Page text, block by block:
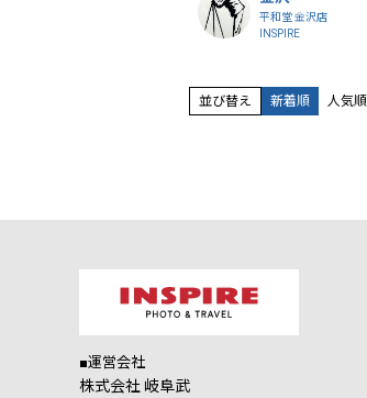
平和堂 金沢店
INSPIRE
並び替え 新着順 人気順
■運営会社
株式会社 岐阜武